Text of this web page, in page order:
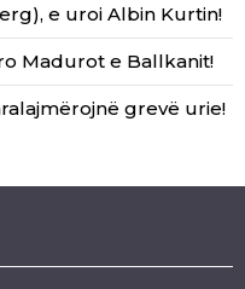
e uroi Albin Kurtin!
Madurot e Ballkanit!
grevë urie!